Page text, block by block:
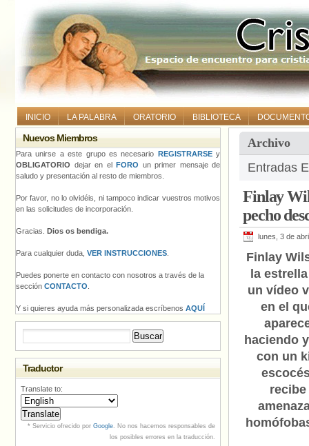
INICIO LA PALABRA ORATORIO BIBLIOTECA
Archivo
Entradas
Finlay
pecho
lunes, 3 de
Finlay
la
un vídeo
en el
haciendo
con un
recibe
Nuevos Miembros
Para unirse a este grupo es necesario REGISTRARSEy
OBLIGATORIO dejar en el FORO un primer mensaje de
saludo y presentación al resto de miembros.
Por favor, no lo olvidéis, ni tampoco indicar vuestros motivos
en las solicitudes de incorporación.
Gracias. Dios os bendiga.
Para cualquier duda, VER INSTRUCCIONES
Puedes ponerte en contacto con nosotros a través de la
sección CONTACTO
Y si quieres ayuda más personalizada escríbenos AQUÍ
Traductor
Translate to:
* Servicio ofrecido por Google. No nos hacemos responsables de
los posibles errores en la traducción.